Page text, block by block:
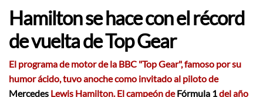
Hamilton se hace con el récord
de vuelta de Top Gear
El programa de motor de la BBC "Top Gear", famoso por su
humor ácido, tuvo anoche como invitado al piloto de
Mercedes Lewis Hamilton. El campeón deFórmula 1 del año